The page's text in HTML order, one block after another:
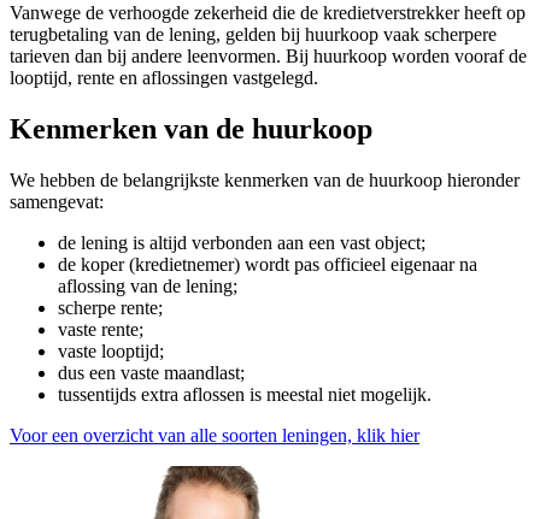
Vanwege de verhoogde zekerheid die de kredietverstrekker heeft op
terugbetaling van de lening, gelden bij huurkoop vaak scherpere
tarieven dan bij andere leenvormen. Bij huurkoop worden vooraf de
looptijd, rente en aflossingen vastgelegd.
Kenmerken van de huurkoop
We hebben de belangrijkste kenmerken van de huurkoop hieronder
samengevat:
de lening is altijd verbonden aan een vast object;
de koper (kredietnemer) wordt pas officieel eigenaar na
aflossing van de lening;
scherpe rente;
vaste rente;
vaste looptijd;
dus een vaste maandlast;
tussentijds extra aflossen is meestal niet mogelijk.
Voor een overzicht van alle soorten leningen, klik hier